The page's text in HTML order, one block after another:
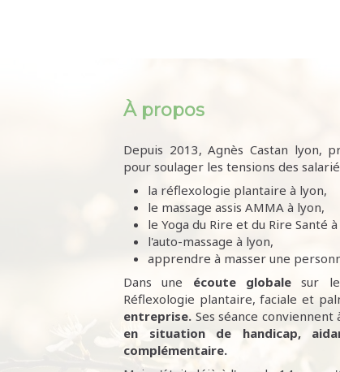
À propos
Depuis 2013, Agnès Castan lyon,
pour soulager les tensions des
la réflexologie plantaire à lyon,
le massage assis AMMA à lyon,
le Yoga du Rire et du Rire Santé
l'auto-massage à lyon,
apprendre à masser une
Dans une écoute globale sur
Réflexologie plantaire, faciale et
entreprise. Ses séance conviennent
en situation de handicap,
complémentaire.